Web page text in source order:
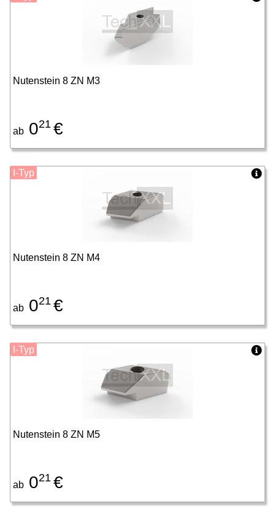
Nutenstein 8 ZN M3
ab 021 €
Nutenstein 8 ZN M4
ab 021 €
I-Typ
Nutenstein 8 ZN M5
ab 021 €
I-Typ